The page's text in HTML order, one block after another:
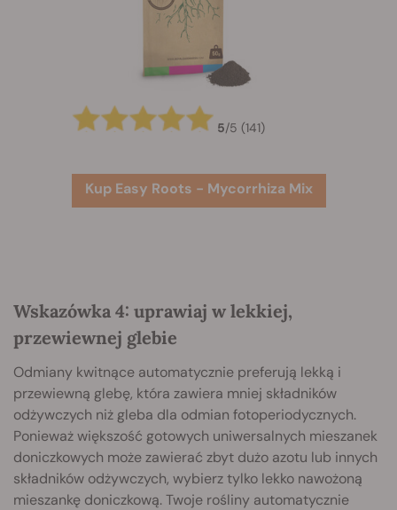
5/5 (141)
Kup Easy Roots - Mycorrhiza Mix
Wskazówka 4: uprawiaj w lekkiej,
przewiewnej glebie
Odmiany kwitnące automatycznie preferują lekką i
przewiewną glebę, która zawiera mniej składników
odżywczych niż gleba dla odmian fotoperiodycznych.
Ponieważ większość gotowych uniwersalnych mieszanek
doniczkowych może zawierać zbyt dużo azotu lub innych
składników odżywczych, wybierz tylko lekko nawożoną
mieszankę doniczkową. Twoje rośliny automatycznie